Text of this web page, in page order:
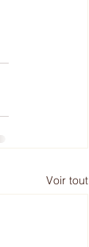
Voir tout